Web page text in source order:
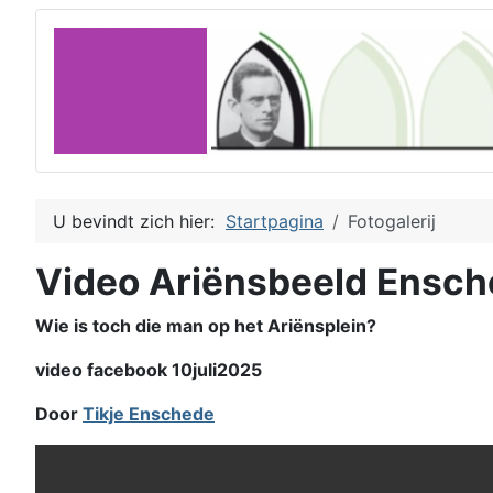
U bevindt zich hier: Startpagina Fotogalerij
Video Ariënsbeeld
Wie is toch die man op het Ariënsplein?
video facebook 10juli2025
Door Tikje Enschede